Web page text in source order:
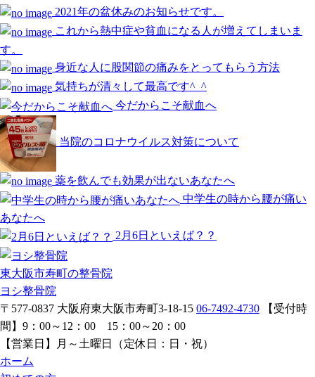
2021年の盆休みのお知らせです。
これから熱中症や貧血になる人が増えてしまいま
す。
身近な人に股関節の痛みをとってもらう方法
気持ちが清々して最高です^_^
今だからこそ献血へ
当院のコロナウイルス対策について
薬を飲んでも効果が出ないあなたへ
中学生の時から腰が痛い
あなたへ
2月6日といえば？？
東大阪市寿町の整骨院
ヨシ整骨院
〒577-0837 大阪府東大阪市寿町3-18-15 06-7492-4730
【受付時
間】 9：00～12：00 15：00～20：00
【営業日】
月～土曜日（定休日：日・祝）
ホーム